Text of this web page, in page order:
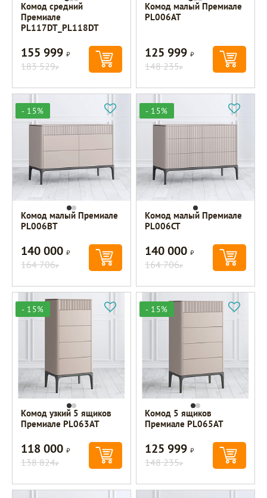
Комод средний
Премиале
PL117DT_PL118DT
155 999Р
183 529Р
Комод малый Премиале
PL006AT
125 999Р
148 235Р
- 15%
Комод малый Премиале
PL006BT
140 000Р
164 706Р
- 15%
Комод малый Премиале
PL006CT
140 000Р
164 706Р
- 15%
Комод узкий 5 ящиков
Премиале PL063AT
118 000Р
138 824Р
- 15%
Комод 5 ящиков
Премиале PL065AT
125 999Р
148 235Р